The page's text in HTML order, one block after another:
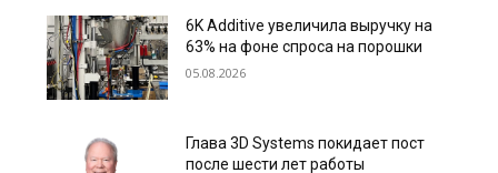
6K Additive увеличила выручку на
63% на фоне спроса на порошки
05.08.2026
Глава 3D Systems покидает пост
после шести лет работы